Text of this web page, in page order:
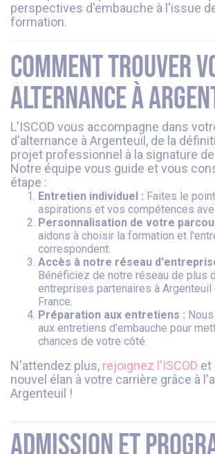
perspectives d'embauche à l'issue
formation.
Comment trouver
alternance à
L'ISCOD vous accompagne dans
d'alternance à Argenteuil, de la
projet professionnel à la signature
Notre équipe vous guide et vous
étape :
Entretien individuel : Faites le
aspirations et vos compétences
Personnalisation de votre
aidons à choisir la formation et
correspondent.
Accès à notre réseau
Bénéficiez de notre réseau de plus
entreprises partenaires à
France.
Préparation aux entretiens :
aux entretiens d'embauche pour
chances de votre côté.
N'attendez plus, rejoignez l'ISCOD et
nouvel élan à votre carrière grâce à
Argenteuil !
Admission et